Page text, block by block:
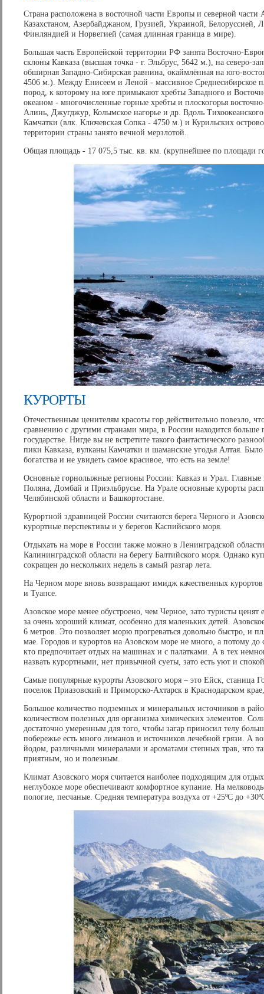
Страна расположена в восточной части Европы и северной
Казахстаном, Азербайджаном, Грузией, Украиной,
Финляндией и Норвегией (самая длинная граница в мире).
Большая часть Европейской территории РФ занята Восточно-
склоны Кавказа (высшая точка - г. Эльбрус, 5642 м.), на северо-
обширная Западно-Сибирская равнина, окаймлённая на юго-
4506 м.). Между Енисеем и Леной - массивное Среднесибирское
пород, к которому на юге примыкают хребты Западного и
океаном - многочисленные горные хребты и плоскогорья
Алинь, Джугджур, Колымское нагорье и др. Вдоль
Камчатки (влк. Ключевская Сопка - 4750 м.) и Курильских
территории страны занято вечной мерзлотой.
Общая площадь - 17 075,5 тыс. кв. км. (крупнейшее по площади
КУРОРТЫ
Отечественным ценителям красоты гор действительно повезло,
сравнению с другими странами мира, в России находится
государстве. Нигде вы не встретите такого фантастического
пики Кавказа, вулканы Камчатки и шаманские угодья Алтая. Было
богатства и не увидеть самое красивое, что есть на земле!
Основные горнолыжные регионы России: Кавказ и Урал. Главные
Поляна, Домбай и Приэльбрусье. На Урале основные курорты
Челябинской области и Башкортостане.
Курортной здравницей России считаются берега Черного и
курортные перспективы и у берегов Каспийского моря.
Отдыхать на море в России также можно в Ленинградской
Калининградской области на берегу Балтийского моря. Однако
сокращен до нескольких недель в самый разгар лета.
На Черном море вновь возвращают имидж качественных
и Туапсе.
Азовское море менее обустроено, чем Черное, зато туристы ценят
за очень хороший климат, особенно для маленьких детей.
6 метров. Это позволяет морю прогреваться довольно быстро, и
мае. Городов и курортов на Азовском море не много, а потому до
кто предпочитает отдых на машинах и с палатками. А в тех
назвать курортными, нет привычной суеты, зато есть уют и
Самые популярные курорты Азовского моря – это Ейск, станица
поселок Приазовский и Приморско-Ахтарск в Краснодарском
Большое количество подземных и минеральных источников в
количеством полезных для организма химических элементов.
достаточно умеренным для того, чтобы загар приносил телу
побережье есть много лиманов и источников лечебной грязи. А
йодом, различными минералами и ароматами степных трав, что
приятным, но и полезным.
Климат Азовского моря считается наиболее подходящим для
неглубокое море обеспечивают комфортное купание. На
пологие, песчаные. Средняя температура воздуха от +25ºС до